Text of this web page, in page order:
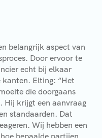
belangrijk aspect van
Door ervoor te
echt bij elkaar
kanten. Elting: “Het
die doorgaans
Hij krijgt een aanvraag
standaarden. Dat
Wij hebben een